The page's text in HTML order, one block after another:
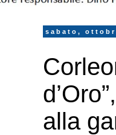
sabato,
alla